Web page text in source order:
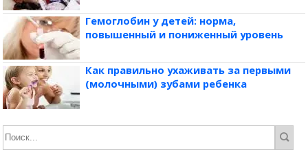
Гемоглобин у детей: норма,
повышенный и пониженный уровень
Как правильно ухаживать за первыми
(молочными) зубами ребенка